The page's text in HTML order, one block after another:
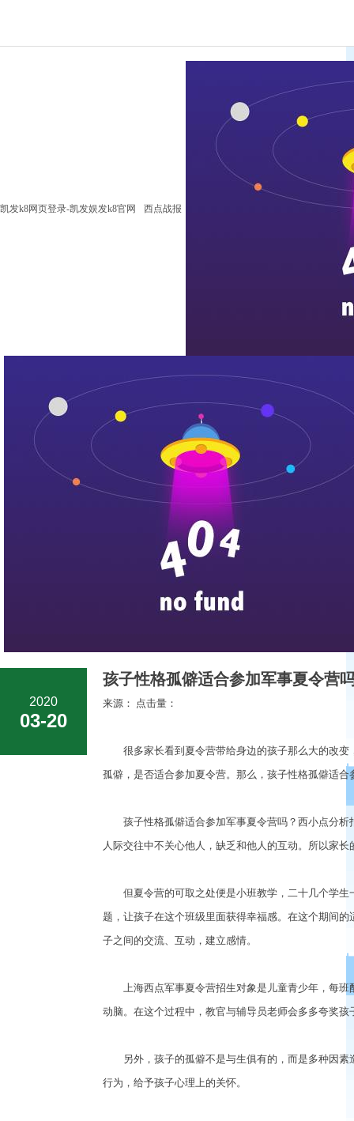
凯发k8网页登录-凯发娱发k8官网 西点战报
2020
03-20
孩子性格孤僻适合参加军事夏令营
来源： 点击量：
很多家长看到夏令营带给身边的孩子那么大的改变
孤僻，是否适合参加夏令营。那么，孩子性格孤僻适合
孩子性格孤僻适合参加军事夏令营吗？西小点分析
人际交往中不关心他人，缺乏和他人的互动。所以家
但夏令营的可取之处便是小班教学，二十几个学生
题，让孩子在这个班级里面获得幸福感。在这个期间
子之间的交流、互动，建立感情。
上海西点军事夏令营招生对象是儿童青少年，每班
动脑。在这个过程中，教官与辅导员老师会多多夸奖
另外，孩子的孤僻不是与生俱有的，而是多种因素
行为，给予孩子心理上的关怀。